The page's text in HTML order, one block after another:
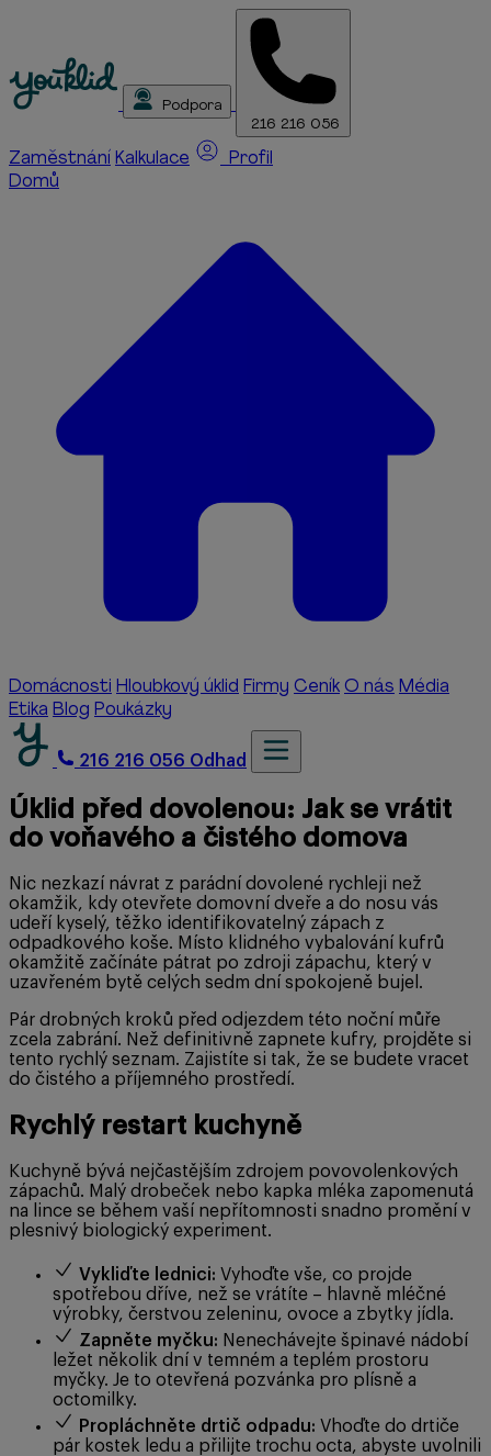
Podpora
216 216 056
Zaměstnání Kalkulace
Profil
Domů
Domácnosti Hloubkový úklid Firmy Ceník O nás Média
Etika Blog Poukázky
216 216 056 Odhad
Úklid před dovolenou: Jak se vrátit
do voňavého a čistého domova
Nic nezkazí návrat z parádní dovolené rychleji než
okamžik, kdy otevřete domovní dveře a do nosu vás
udeří kyselý, těžko identifikovatelný zápach z
odpadkového koše. Místo klidného vybalování kufrů
okamžitě začínáte pátrat po zdroji zápachu, který v
uzavřeném bytě celých sedm dní spokojeně bujel.
Pár drobných kroků před odjezdem této noční můře
zcela zabrání. Než definitivně zapnete kufry, projděte si
tento rychlý seznam. Zajistíte si tak, že se budete vracet
do čistého a příjemného prostředí.
Rychlý restart kuchyně
Kuchyně bývá nejčastějším zdrojem povovolenkových
zápachů. Malý drobeček nebo kapka mléka zapomenutá
na lince se během vaší nepřítomnosti snadno promění v
plesnivý biologický experiment.
Vykliďte lednici: Vyhoďte vše, co projde
spotřebou dříve, než se vrátíte – hlavně mléčné
výrobky, čerstvou zeleninu, ovoce a zbytky jídla.
Zapněte myčku: Nenechávejte špinavé nádobí
ležet několik dní v temném a teplém prostoru
myčky. Je to otevřená pozvánka pro plísně a
octomilky.
Propláchněte drtič odpadu: Vhoďte do drtiče
pár kostek ledu a přilijte trochu octa, abyste uvolnili